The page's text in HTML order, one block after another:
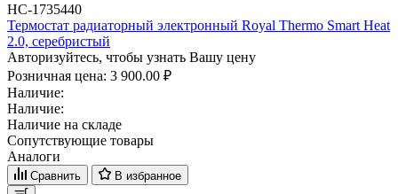
НС-1735440
Термостат радиаторный электронный Royal Thermo Smart Heat
2.0, серебристый
Авторизуйтесь, чтобы узнать Вашу цену
Розничная цена: 3 900.00 ₽
Наличие:
Наличие:
Наличие на складе
Сопутствующие товары
Аналоги
Сравнить В избранное